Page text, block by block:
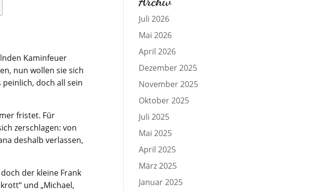
Kaminfeuer
nun wollen sie sich
doch all sein
fristet. Für
zerschlagen: von
deshalb verlassen,
der kleine Frank
und „Michael,
Juli 2026
Mai 2026
April 2026
Dezember 2025
November 2025
Oktober 2025
Juli 2025
Mai 2025
April 2025
März 2025
Januar 2025